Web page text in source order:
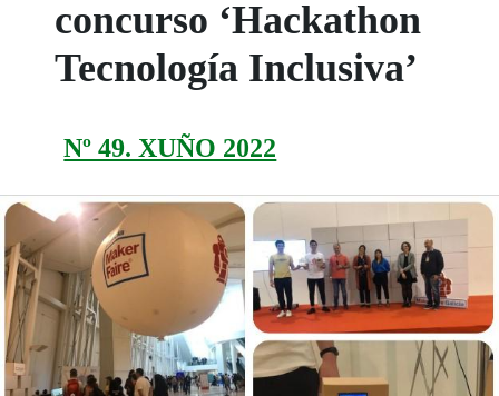
concurso ‘Hackathon
Tecnología Inclusiva’
Nº 49. XUÑO 2022